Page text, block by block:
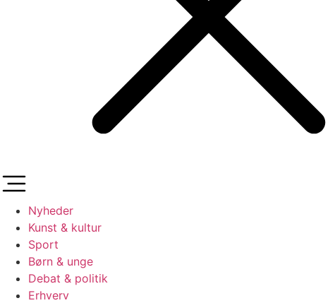
Nyheder
Kunst & kultur
Sport
Børn & unge
Debat & politik
Erhverv